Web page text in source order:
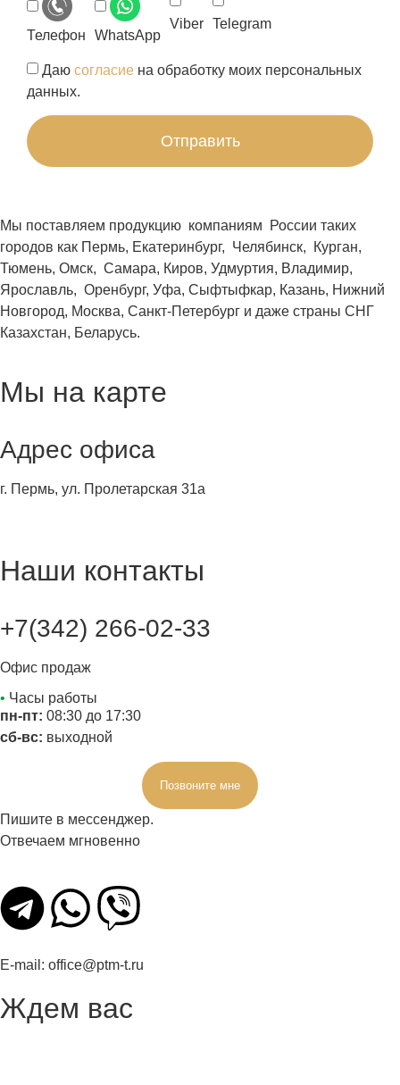
Телефон WhatsApp
Viber Telegram
Даю согласие на обработку моих персональных
данных.
Отправить
Мы поставляем продукцию компаниям России таких
городов как Пермь, Екатеринбург, Челябинск, Курган,
Тюмень, Омск, Самара, Киров, Удмуртия, Владимир,
Ярославль, Оренбург, Уфа, Сыфтыфкар, Казань, Нижний
Новгород, Москва, Санкт-Петербург и даже страны СНГ
Казахстан, Беларусь.
Мы на карте
Адрес офиса
г. Пермь, ул. Пролетарская 31а
Наши контакты
+7(342) 266-02-33
Офис продаж
• Часы работы
пн-пт: 08:30 до 17:30
сб-вс: выходной
Позвоните мне
Пишите в мессенджер.
Отвечаем мгновенно
E-mail: office@ptm-t.ru
Ждем вас